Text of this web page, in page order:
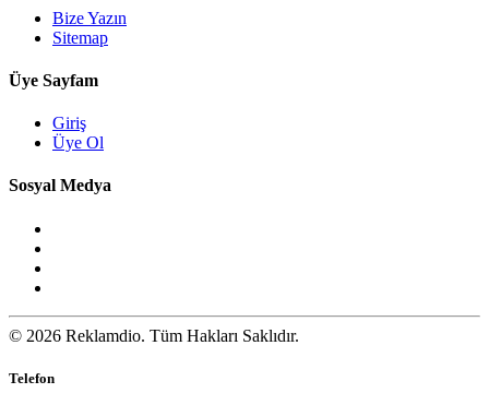
Bize Yazın
Sitemap
Üye Sayfam
Giriş
Üye Ol
Sosyal Medya
© 2026 Reklamdio. Tüm Hakları Saklıdır.
Telefon